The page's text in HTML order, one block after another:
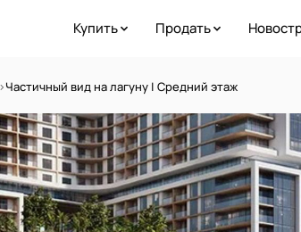
Купить Продать
›Частичный вид на лагуну | Средний этаж